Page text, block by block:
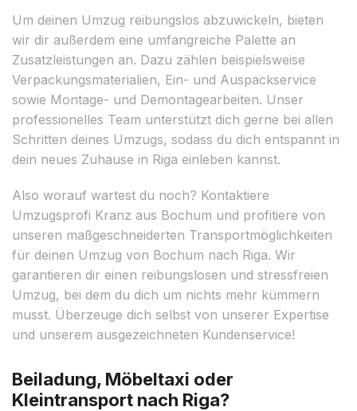
Um deinen Umzug reibungslos abzuwickeln, bieten
wir dir außerdem eine umfangreiche Palette an
Zusatzleistungen an. Dazu zählen beispielsweise
Verpackungsmaterialien, Ein- und Auspackservice
sowie Montage- und Demontagearbeiten. Unser
professionelles Team unterstützt dich gerne bei allen
Schritten deines Umzugs, sodass du dich entspannt in
dein neues Zuhause in Riga einleben kannst.
Also worauf wartest du noch? Kontaktiere
Umzugsprofi Kranz aus Bochum und profitiere von
unseren maßgeschneiderten Transportmöglichkeiten
für deinen Umzug von Bochum nach Riga. Wir
garantieren dir einen reibungslosen und stressfreien
Umzug, bei dem du dich um nichts mehr kümmern
musst. Überzeuge dich selbst von unserer Expertise
und unserem ausgezeichneten Kundenservice!
Beiladung, Möbeltaxi oder
Kleintransport nach Riga?